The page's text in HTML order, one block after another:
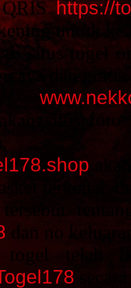
QRIShttps://
untuk
di situs togel
dan gratis.
situs
terkenal,
dan no
telah